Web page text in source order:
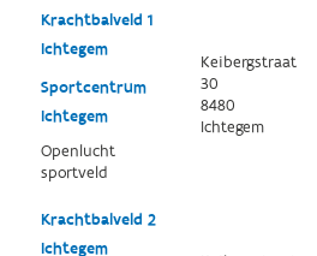
Krachtbalveld 1
Ichtegem
Sportcentrum
Ichtegem
Openlucht
sportveld
Keibergstraat
30
8480
Ichtegem
Krachtbalveld 2
Ichtegem